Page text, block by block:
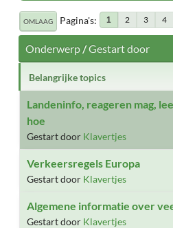
OMLAAG Pagina's 1 2 3 4
Onderwerp/Gestart door
Belangrijke topics
Landeninfo, reageren mag,
hoe
Gestart door Klavertjes
Verkeersregels Europa
Gestart door Klavertjes
Algemene informatie over
Gestart door Klavertjes